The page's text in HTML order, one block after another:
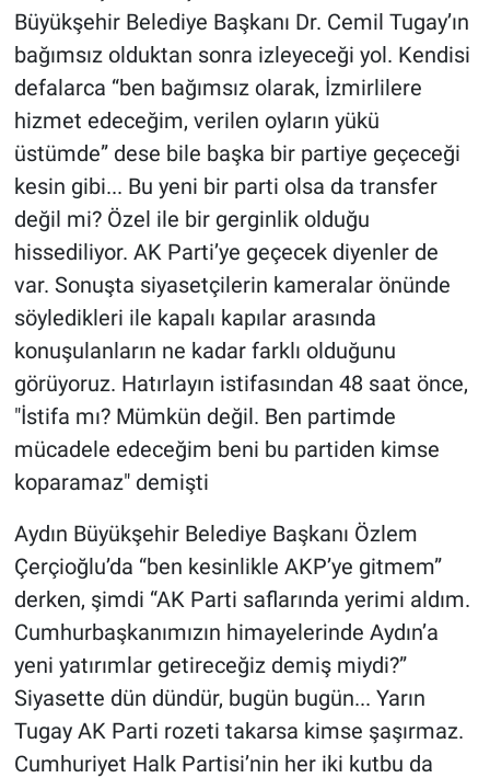
Büyükşehir Belediye Başkanı Dr. Cemil Tugay’ın
bağımsız olduktan sonra izleyeceği yol. Kendisi
defalarca “ben bağımsız olarak, İzmirlilere
hizmet edeceğim, verilen oyların yükü
üstümde” dese bile başka bir partiye geçeceği
kesin gibi... Bu yeni bir parti olsa da transfer
değil mi? Özel ile bir gerginlik olduğu
hissediliyor. AK Parti’ye geçecek diyenler de
var. Sonuşta siyasetçilerin kameralar önünde
söyledikleri ile kapalı kapılar arasında
konuşulanların ne kadar farklı olduğunu
görüyoruz. Hatırlayın istifasından 48 saat önce,
"İstifa mı? Mümkün değil. Ben partimde
mücadele edeceğim beni bu partiden kimse
koparamaz" demişti
Aydın Büyükşehir Belediye Başkanı Özlem
Çerçioğlu’da “ben kesinlikle AKP’ye gitmem”
derken, şimdi “AK Parti saflarında yerimi aldım.
Cumhurbaşkanımızın himayelerinde Aydın’a
yeni yatırımlar getireceğiz demiş miydi?”
Siyasette dün dündür, bugün bugün... Yarın
Tugay AK Parti rozeti takarsa kimse şaşırmaz.
Cumhuriyet Halk Partisi’nin her iki kutbu da